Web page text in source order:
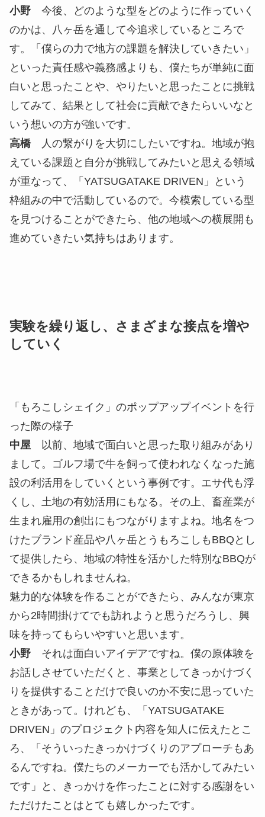
少品種「八ヶ岳生とうもろこし」は、ジューシーで
糖度が高く、果物のような甘さがあるのが特徴で
す。とうもろこしは1つの株に2つの実がつき、先に
できるものが長男、その下にできるのが次男と呼ば
れています。これまでは、美味しさにこだわるため
に、長男に養分を集中させ、次男を間引いていたそ
うなんですが、味はほとんど変わらないらしく。シ
ェイクにする次男を冷凍保存しておくことで、旬の
シーズンが過ぎたとしても活用することができる。
サステナブルな目線も意識して、ポップアップイベ
ントを設計しました。
中屋 他業界からの視点を取り入れることによって
業界の当たり前を変えて、新たな商品開発ができた
のかは、八ヶ岳を通して今追求しているところで
す。「僕らの力で地方の課題を解決していきたい」
してみて、結果として社会に貢献できたらいいなと
いう想いの方が強いです。
高橋 人の繋がりを大切にしたいですね。地域が抱
えている課題と自分が挑戦してみたいと思える領域
が重なって、「YATSUGATAKE DRIVEN」という
枠組みの中で活動しているので。今模索している型
を見つけることができたら、他の地域への横展開も
進めていきたい気持ちはあります。
実験を繰り返し、さまざまな接点を増や
していく
「もろこしシェイク」のポップアップイベントを行
った際の様子
中屋
以前、地域で面白いと思った取り組みがあり
まして。ゴルフ場で牛を飼って使われなくなった施
設の利活用をしていくという事例です。エサ代も浮
くし、土地の有効活用にもなる。その上、畜産業が